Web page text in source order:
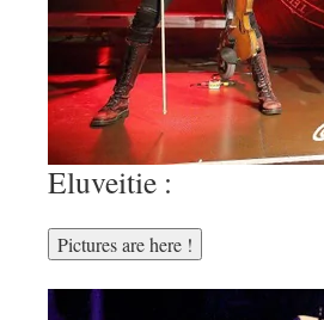
Eluveitie :